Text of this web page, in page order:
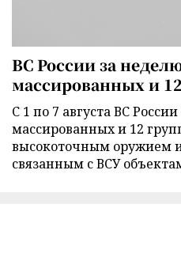
ВС России за
массированных и
С 1 по 7 августа ВС
массированных и 12
высокоточным оружием
связанным с ВСУ